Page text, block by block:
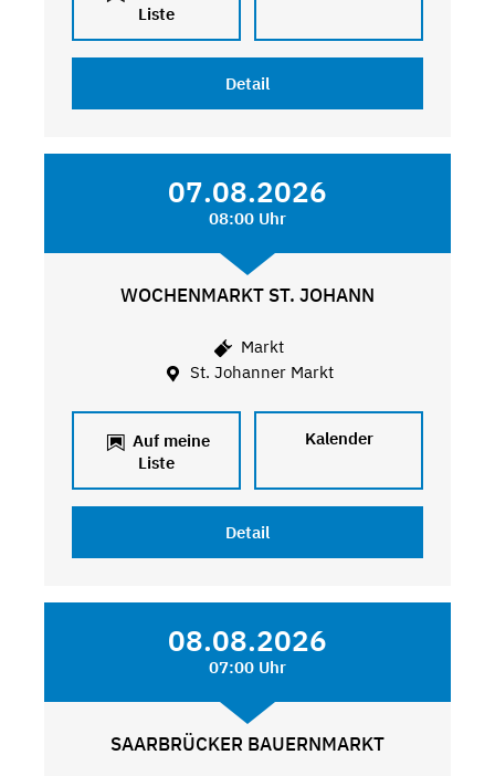
Liste
Detail
07.08.2026
08:00 Uhr
WOCHENMARKT ST. JOHANN
Markt
St. Johanner Markt
Auf meine
Liste
Kalender
Detail
08.08.2026
07:00 Uhr
SAARBRÜCKER BAUERNMARKT